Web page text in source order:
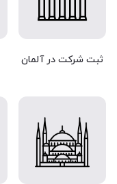
ثبت شرکت در آلمان